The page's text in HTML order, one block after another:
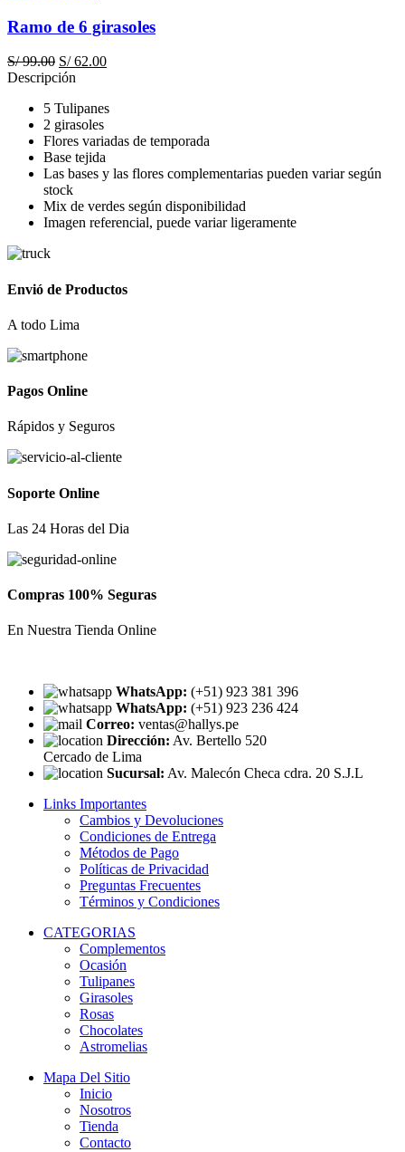
Ramo de 6 girasoles
S/99.00 El
precio
era:
S/ 99.00.
S/62.00El
es:
Descripción
5 Tulipanes
2 girasoles
Flores variadas de temporada
Base tejida
Las bases y las flores complementarias pueden variar según
stock
Mix de verdes según disponibilidad
Imagen referencial, puede variar ligeramente
Envió de Productos
A todo Lima
Pagos Online
Rápidos y Seguros
Soporte Online
Las 24 Horas del Dia
Compras 100% Seguras
En Nuestra Tienda Online
WhatsApp: (+51) 923 381 396
WhatsApp: (+51) 923 236 424
Correo: ventas@hallys.pe
Dirección: Av. Bertello 520
Cercado de Lima
Sucursal: Av. Malecón Checa cdra. 20 S.J.L
Links Importantes
Cambios y Devoluciones
Condiciones de Entrega
Métodos de Pago
Políticas de Privacidad
Preguntas Frecuentes
Términos y Condiciones
CATEGORIAS
Complementos
Ocasión
Tulipanes
Girasoles
Rosas
Chocolates
Astromelias
Mapa Del Sitio
Inicio
Nosotros
Tienda
Contacto